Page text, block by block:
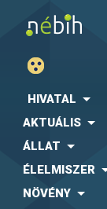
HIVATAL
AKTUÁLIS
ÁLLAT
ÉLELMISZER
NÖVÉNY